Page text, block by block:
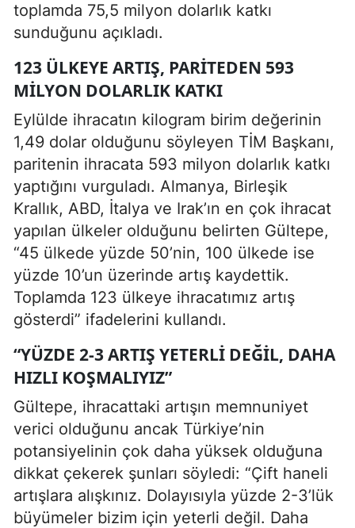
toplamda 75,5 milyon dolarlık katkı
sunduğunu açıkladı.
123 ÜLKEYE ARTIŞ, PARITEDEN 593
MILYON DOLARLIK KATKI
Eylülde ihracatın kilogram birim değerinin
1,49 dolar olduğunu söyleyen TİM Başkanı,
paritenin ihracata 593 milyon dolarlık katkı
yaptığını vurguladı. Almanya, Birleşik
Krallık, ABD, İtalya ve Irak’ın en çok ihracat
yapılan ülkeler olduğunu belirten Gültepe,
“45 ülkede yüzde 50’nin, 100 ülkede ise
yüzde 10’un üzerinde artış kaydettik.
Toplamda 123 ülkeye ihracatımız artış
gösterdi” ifadelerini kullandı.
“YÜZDE 2-3 ARTIŞ YETERLI DEĞIL, DAHA
HIZLI KOŞMALIYIZ”
Gültepe, ihracattaki artışın memnuniyet
verici olduğunu ancak Türkiye’nin
potansiyelinin çok daha yüksek olduğuna
dikkat çekerek şunları söyledi: “Çift haneli
artışlara alışkınız. Dolayısıyla yüzde 2-3’lük
büyümeler bizim için yeterli değil. Daha